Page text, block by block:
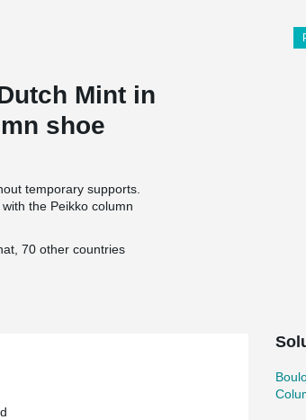
Mint in
shoe
temporary supports.
the Peikko column
70 other countries